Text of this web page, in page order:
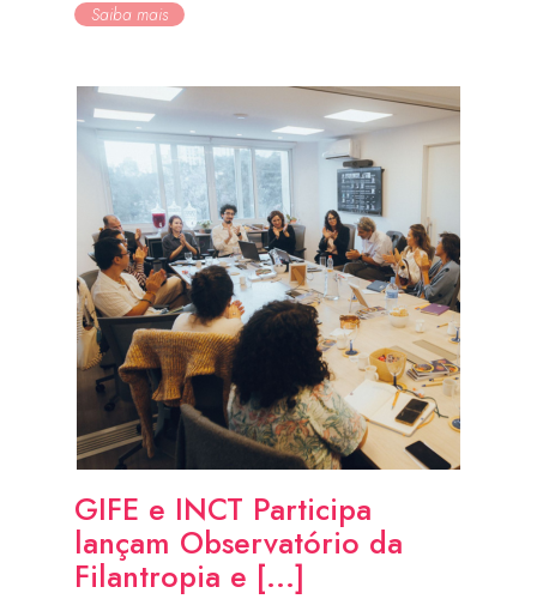
Saiba mais
GIFE e INCT Participa
lançam Observatório da
Filantropia e [...]